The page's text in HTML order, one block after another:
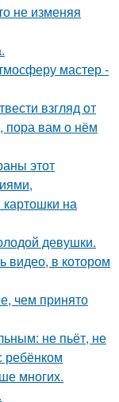
не изменяя
мастер -
взгляд от
пора вам о нём
этот
на
девушки.
видео, в котором
чем принято
не пьёт, не
ребёнком
многих.